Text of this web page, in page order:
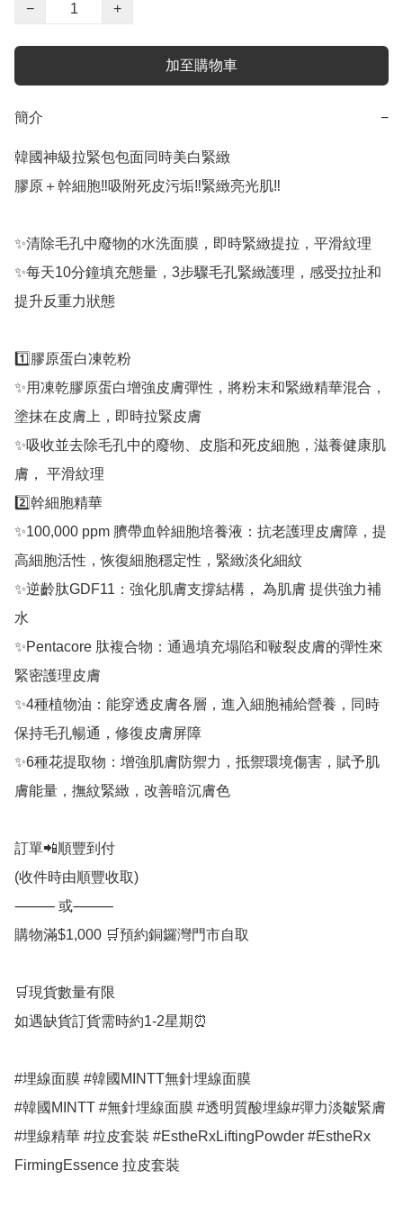
−
+
加至購物車
簡介 −
韓國神級拉緊包包面同時美白緊緻
膠原＋幹細胞‼️吸附死皮污垢‼️緊緻亮光肌‼️
✨清除毛孔中廢物的水洗面膜，即時緊緻提拉，平滑紋理
✨每天10分鐘填充態量，3步驟毛孔緊緻護理，感受拉扯和
提升反重力狀態
1️⃣膠原蛋白凍乾粉
✨用凍乾膠原蛋白增強皮膚彈性，將粉末和緊緻精華混合，
塗抹在皮膚上，即時拉緊皮膚
✨吸收並去除毛孔中的廢物、皮脂和死皮細胞，滋養健康肌
膚， 平滑紋理
2️⃣幹細胞精華
✨100,000 ppm 臍帶血幹細胞培養液：抗老護理皮膚障，提
高細胞活性，恢復細胞穩定性，緊緻淡化細紋
✨逆齡肽GDF11：強化肌膚支撐結構， 為肌膚 提供強力補
水
✨Pentacore 肽複合物：通過填充塌陷和皸裂皮膚的彈性來
緊密護理皮膚
✨4種植物油：能穿透皮膚各層，進入細胞補給營養，同時
保持毛孔暢通，修復皮膚屏障
✨6種花提取物：增強肌膚防禦力，抵禦環境傷害，賦予肌
膚能量，撫紋緊緻，改善暗沉膚色
訂單📲順豐到付
(收件時由順豐收取)
⸻ 或⸻
購物滿$1,000 🛒預約銅鑼灣門市自取
🛒現貨數量有限
如遇缺貨訂貨需時約1-2星期⏰
#埋線面膜 #韓國MINTT無針埋線面膜
#韓國MINTT #無針埋線面膜 #透明質酸埋線#彈力淡皺緊膚
#埋線精華 #拉皮套裝 #EstheRxLiftingPowder #EstheRx
FirmingEssence 拉皮套裝